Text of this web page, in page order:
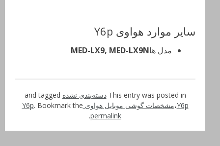
سایر موارد هواوی Y6p
مدل هاMED-LX9, MED-LX9N
This entry was posted in دسته‌بندی نشده
Y6p،مشخصات گوشی موبایل هواوی Y6p . Bookmark the
permalink
.